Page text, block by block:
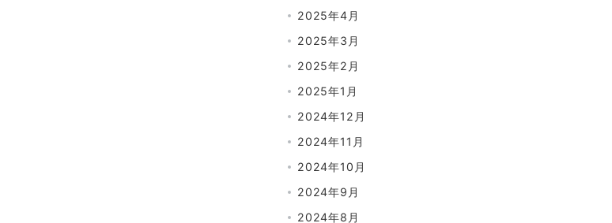
2025年4月
2025年3月
2025年2月
2025年1月
2024年12月
2024年11月
2024年10月
2024年9月
2024年8月